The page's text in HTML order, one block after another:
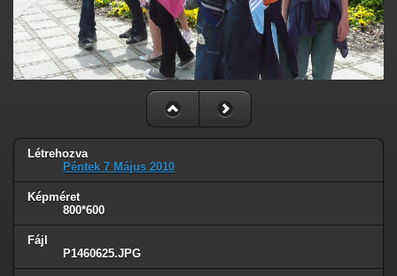
Létrehozva
Péntek 7 Május 2010
Képméret
800*600
Fájl
P1460625.JPG